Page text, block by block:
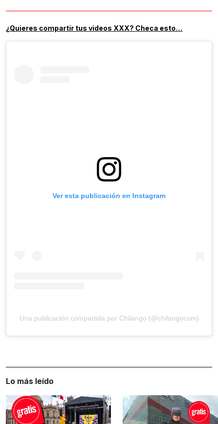
¿Quieres compartir tus videos XXX? Checa esto…
Ver esta publicación en Instagram
Una publicación compartida por Chilango (@chilangocom)
Lo más leído